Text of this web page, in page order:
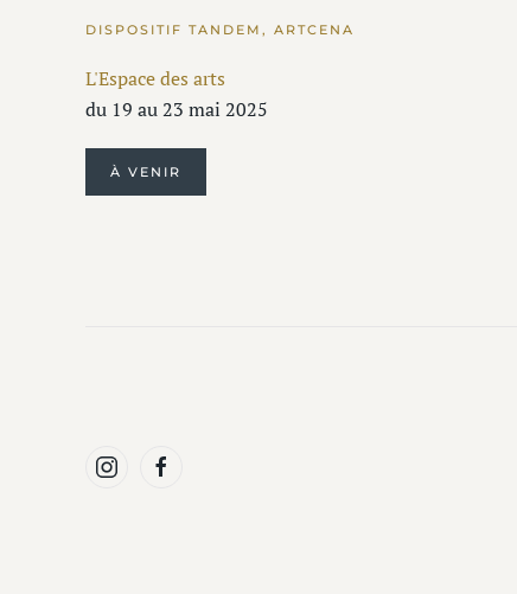
DISPOSITIF TANDEM, ARTCENA
L'Espace des arts
du 19 au 23 mai 2025
À VENIR